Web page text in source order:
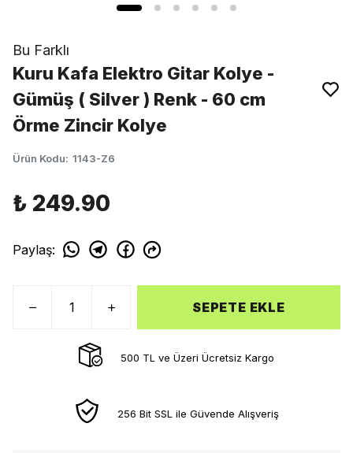
Bu Farklı
Kuru Kafa Elektro Gitar Kolye -
Gümüş ( Silver ) Renk - 60 cm
Örme Zincir Kolye
Ürün Kodu: 1143-Z6
₺ 249.90
Paylaş:
SEPETE EKLE
500 TL ve Üzeri Ücretsiz Kargo
256 Bit SSL ile Güvende Alışveriş